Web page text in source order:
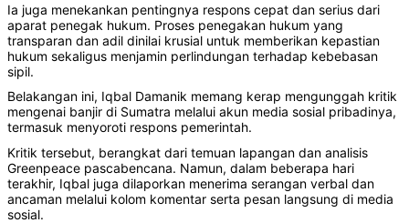
Ia juga menekankan pentingnya respons cepat dan serius dari
aparat penegak hukum. Proses penegakan hukum yang
transparan dan adil dinilai krusial untuk memberikan kepastian
hukum sekaligus menjamin perlindungan terhadap kebebasan
sipil.
Belakangan ini, Iqbal Damanik memang kerap mengunggah kritik
mengenai banjir di Sumatra melalui akun media sosial pribadinya,
termasuk menyoroti respons pemerintah.
Kritik tersebut, berangkat dari temuan lapangan dan analisis
Greenpeace pascabencana. Namun, dalam beberapa hari
terakhir, Iqbal juga dilaporkan menerima serangan verbal dan
ancaman melalui kolom komentar serta pesan langsung di media
sosial.